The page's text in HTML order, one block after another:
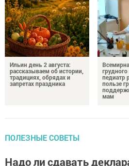
Ильин день 2 августа:
рассказываем об истории,
традициях, обрядах и
запретах праздника
педиатр
пользе
мам
ПОЛЕЗНЫЕ СОВЕТЫ
Надо ли сдавать